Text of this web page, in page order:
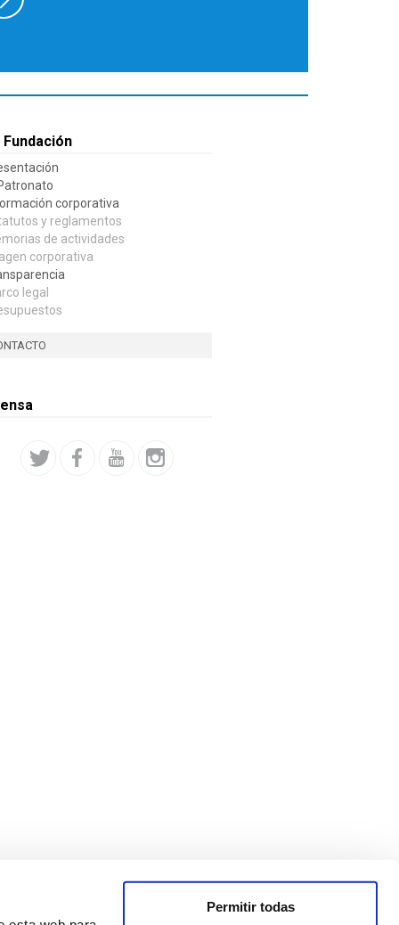
Permitir todas
Fundación
corporativa
y reglamentos
de actividades
corporativa
legal